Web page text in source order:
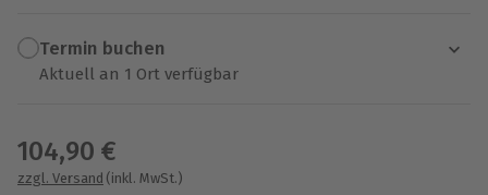
Termin buchen
Aktuell an 1 Ort verfügbar
104,90 €
zzgl. Versand (inkl. MwSt.)